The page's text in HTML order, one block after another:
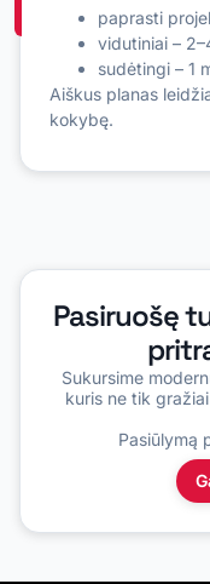
paprasti
vidutiniai –
sudėtingi – 1
Aiškus planas
kokybę.
Pasiruošę
Sukursime
kuris ne tik
Pasiūlymą